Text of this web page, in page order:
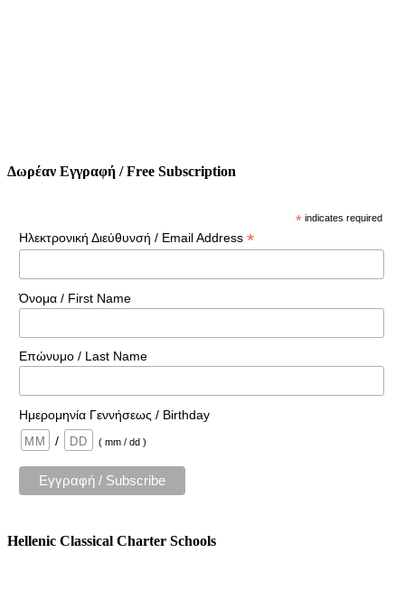
Δωρέαν Εγγραφή / Free Subscription
* indicates required
Ηλεκτρονική Διεύθυνσή / Email Address *
Όνομα / First Name
Επώνυμο / Last Name
Ημερομηνία Γεννήσεως / Birthday
/
( mm / dd )
Hellenic Classical Charter Schools